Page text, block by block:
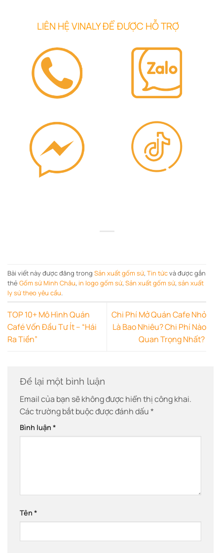
LIÊN HỆ VINALY ĐỂ ĐƯỢC HỖ TRỢ
Bài viết này được đăng trong Sản xuất gốm sứ, Tin tứcvà được gắn
thẻ Gốm sứ Minh Châu, in logo gốm sứ, Sản xuất gốm sứ, sản xuất
ly sứ theo yêu cầu.
TOP 10+ Mô Hình Quán
Café Vốn Đầu Tư Ít – “Hái
Ra Tiền”
Chi Phí Mở Quán Cafe Nhỏ
Là Bao Nhiêu? Chi Phí Nào
Quan Trọng Nhất?
Để lại một bình luận
Email của bạn sẽ không được hiển thị công khai.
Các trường bắt buộc được đánh dấu*
Bình luận *
Tên *